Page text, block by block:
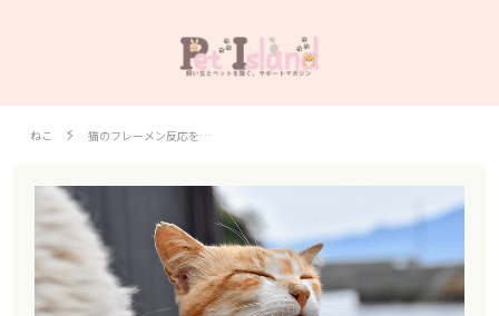
ねこ 猫のフレーメン反応を…